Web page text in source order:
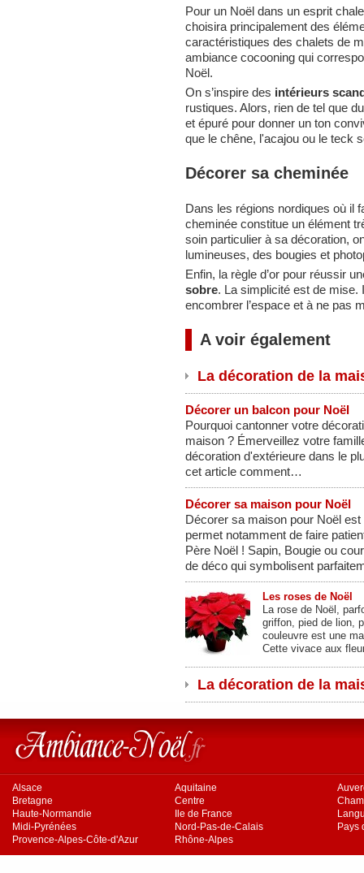
Pour un Noël dans un esprit
choisira principalement des
caractéristiques des chalets de
ambiance cocooning qui
Noël.
On s’inspire des intérieurs
rustiques. Alors, rien de tel que
et épuré pour donner un ton
que le chêne, l'acajou ou le teck
Décorer sa cheminée
Dans les régions nordiques où il
cheminée constitue un élément
soin particulier à sa décoration,
lumineuses, des bougies et
Enfin, la règle d’or pour réussir
sobre. La simplicité est de mise.
encombrer l’espace et à ne pas
A voir également
La décoration de la
Décorer un balcon pour Noël
Pourquoi cantonner votre
maison ? Émerveillez votre
décoration d'extérieure dans le
cet article comment…
Décorer sa maison pour Noël
Décorer sa maison pour Noël
permet notamment de faire
Père Noël ! Sapin, Bougie ou
de déco qui symbolisent
Les roses de Noël
La rose de Noël,
griffon, pied de lion,
couleuvre est une
Cette vivace aux
La décoration de la
Alsace Aquitaine
Bretagne
Centre
Haute-Normandie
Ile de France
Midi-Pyrénées
Nord-Pas-de-Calais
Pays
Provence-Alpes-Côte-d'Azur
Rhône-Alpes